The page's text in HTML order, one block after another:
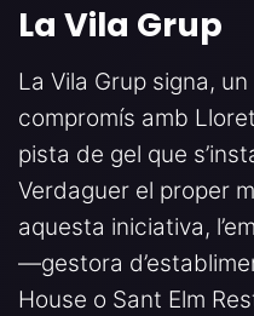
La Vila Grup
La Vila Grup signa,
compromís amb
pista de gel que
Verdaguer el proper
aquesta iniciativa,
—gestora
House o Sant Elm